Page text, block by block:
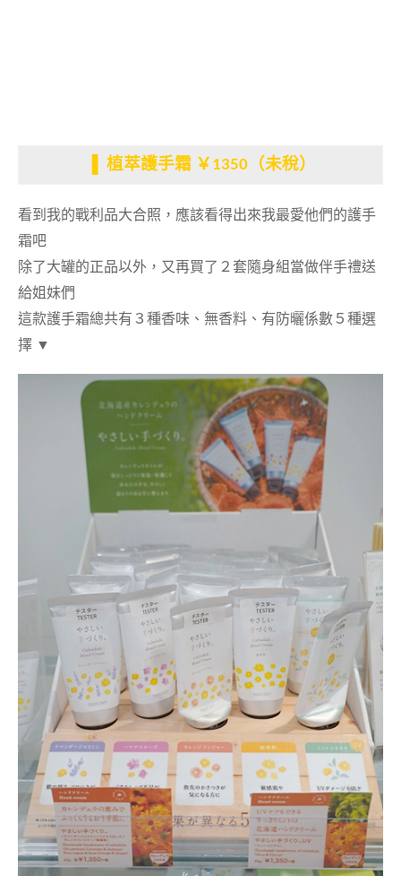
植萃護手霜 ￥1350（未稅）
看到我的戰利品大合照，應該看得出來我最愛他們的護手
霜吧
除了大罐的正品以外，又再買了２套隨身組當做伴手禮送
給姐妹們
這款護手霜總共有３種香味、無香料、有防曬係數５種選
擇 ▼